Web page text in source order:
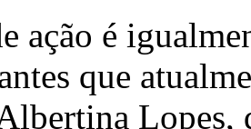
ação é
que
Lopes,